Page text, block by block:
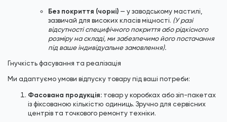
Без покриття (чорні) — у заводському мастилі,
зазвичай для високих класів міцності. (У разі
відсутності специфічного покриття або рідкісного
розміру на складі, ми забезпечимо його постачання
під ваше індивідуальне замовлення).
Гнучкість фасування та реалізація
Ми адаптуємо умови відпуску товару під ваші потреби:
Фасована продукція: товар у коробках або зіп-пакетах
із фіксованою кількістю одиниць. Зручно для сервісних
центрів та точкового ремонту техніки.